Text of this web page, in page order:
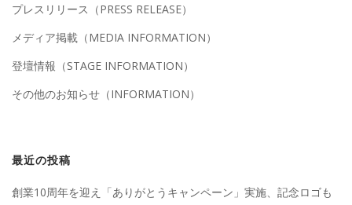
プレスリリース（PRESS RELEASE）
メディア掲載（MEDIA INFORMATION）
登壇情報（STAGE INFORMATION）
その他のお知らせ（INFORMATION）
最近の投稿
創業10周年を迎え「ありがとうキャンペーン」実施、記念ロゴも